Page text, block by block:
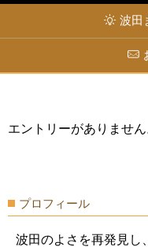
波田
エントリーがありません
プロフィール
波田のよさを再発見し